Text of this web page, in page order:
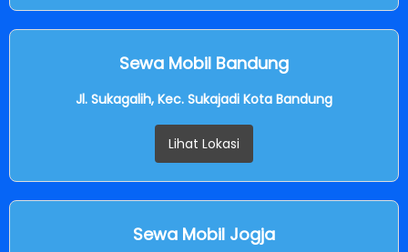
Sewa Mobil Bandung
Jl. Sukagalih, Kec. Sukajadi Kota Bandung
Lihat Lokasi
Sewa Mobil Jogja